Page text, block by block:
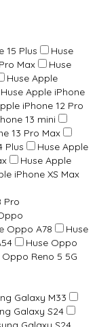
15 Plus
Huse
Max
Huse
Huse Apple
Huse Apple iPhone
iPhone 12 Pro
13 mini
13 Pro Max
Plus
Huse Apple
Huse Apple
iPhone XS Max
Pro
Oppo A78
Huse
Huse Oppo
Oppo Reno 5 5G
Galaxy M33
Galaxy S24